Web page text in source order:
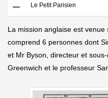
Le Petit Parisien
La mission anglaise est
comprend 6 personnes dont
et Mr Byson, directeur et
Greenwich et le professeur